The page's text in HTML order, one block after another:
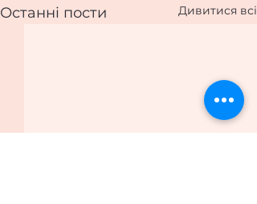
Останні пости Дивитися всі